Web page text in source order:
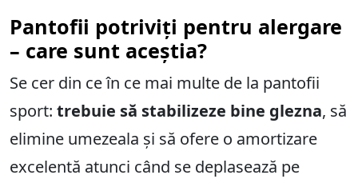
Pantofii potriviți pentru alergare
– care sunt aceștia?
Se cer din ce în ce mai multe de la pantofii
sport: trebuie să stabilizeze bine glezna, să
elimine umezeala și să ofere o amortizare
excelentă atunci când se deplasează pe